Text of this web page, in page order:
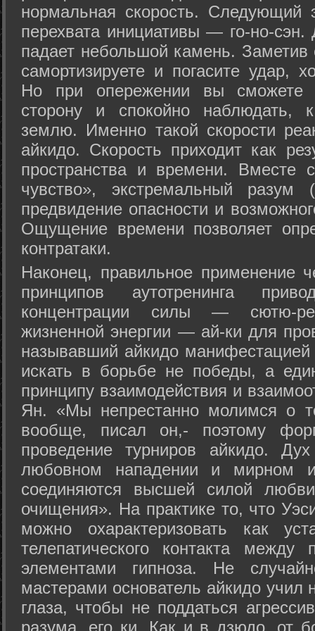
нормальная скорость.
перехвата инициативы — го-но-
падает небольшой камень.
самортизируете и погасите удар,
Но при опережении вы сможете
сторону и спокойно наблюдать,
землю. Именно такой скорости
айкидо. Скорость приходит как
пространства и времени. Вместе
чувство», экстремальный разум
предвидение опасности и
Ощущение времени позволяет
контратаки.
Наконец, правильное применение
принципов аутотренинга
концентрации силы — сютю-
жизненной энергии — ай-ки для
называвший айкидо
искать в борьбе не победы, а
принципу взаимодействия и
Ян. «Мы непрестанно молимся о
вообще, писал он,- поэтому
проведение турниров айкидо.
любовном нападении и мирном
соединяются высшей силой
очищения». На практике то, что
можно охарактеризовать как
телепатического контакта между
элементами гипноза. Не
мастерами основатель айкидо учил
глаза, чтобы не поддаться
разума, его ки. Как и в дзюдо, от